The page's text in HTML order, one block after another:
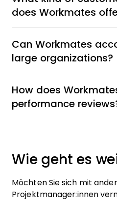
does Workmates
Can Workmates
large organizations?
How does
performance
Wie geht es
Möchten Sie sich mit
Projektmanager:innen